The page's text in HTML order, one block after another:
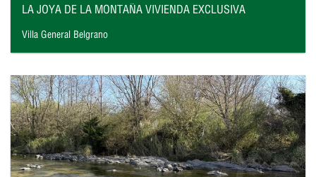
LA JOYA DE LA MONTAÑA VIVIENDA EXCLUSIVA
Villa General Belgrano